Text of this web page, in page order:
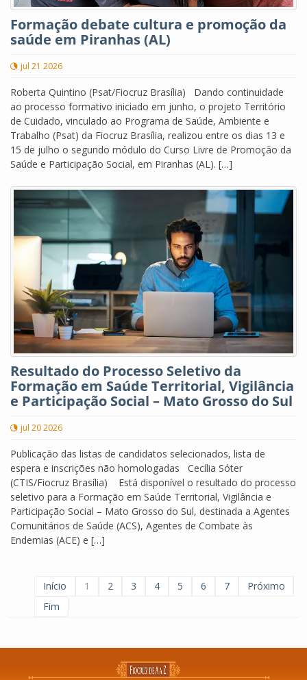
Formação debate cultura e promoção da
saúde em Piranhas (AL)
jul 21 2026
Roberta Quintino (Psat/Fiocruz Brasília) Dando continuidade
ao processo formativo iniciado em junho, o projeto Território
de Cuidado, vinculado ao Programa de Saúde, Ambiente e
Trabalho (Psat) da Fiocruz Brasília, realizou entre os dias 13 e
15 de julho o segundo módulo do Curso Livre de Promoção da
Saúde e Participação Social, em Piranhas (AL). […]
Resultado do Processo Seletivo da
Formação em Saúde Territorial, Vigilância
e Participação Social – Mato Grosso do Sul
jul 20 2026
Publicação das listas de candidatos selecionados, lista de
espera e inscrições não homologadas Cecília Sóter
(CTIS/Fiocruz Brasília) Está disponível o resultado do processo
seletivo para a Formação em Saúde Territorial, Vigilância e
Participação Social – Mato Grosso do Sul, destinada a Agentes
Comunitários de Saúde (ACS), Agentes de Combate às
Endemias (ACE) e […]
Início 1 2 3 4 5 6 7
Próximo
Fim